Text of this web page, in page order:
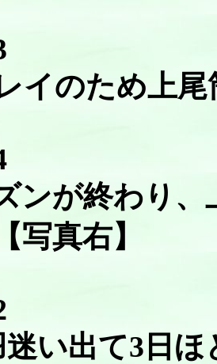
イのため上
ンが終わり
写真右】
迷い出て3日